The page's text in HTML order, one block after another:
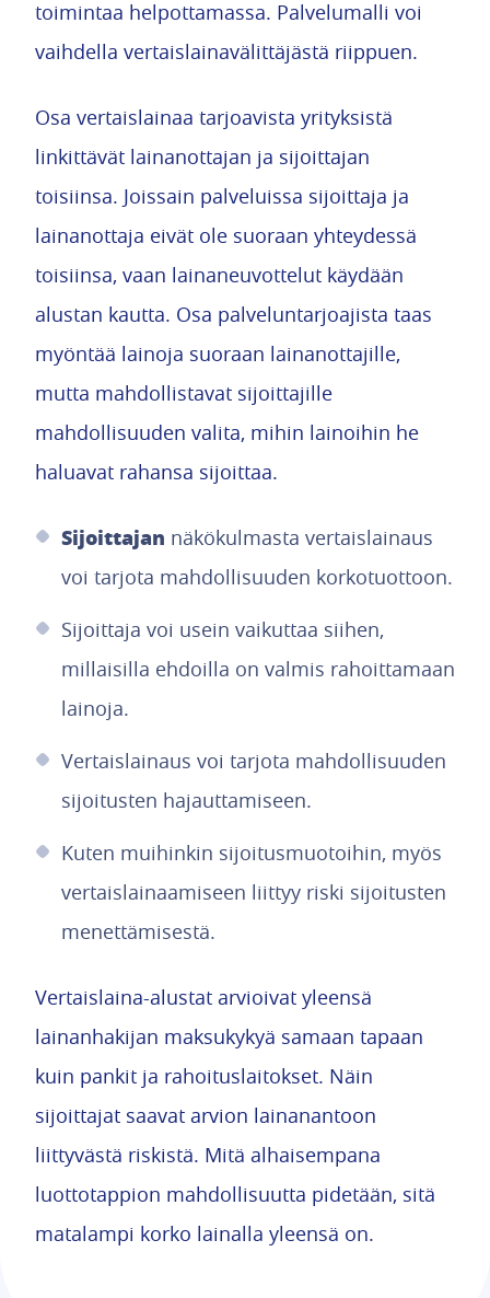
toimintaa helpottamassa. Palvelumalli voi
vaihdella vertaislainavälittäjästä riippuen.
Osa vertaislainaa tarjoavista yrityksistä
linkittävät lainanottajan ja sijoittajan
toisiinsa. Joissain palveluissa sijoittaja ja
lainanottaja eivät ole suoraan yhteydessä
toisiinsa, vaan lainaneuvottelut käydään
alustan kautta. Osa palveluntarjoajista taas
myöntää lainoja suoraan lainanottajille,
mutta mahdollistavat sijoittajille
mahdollisuuden valita, mihin lainoihin he
haluavat rahansa sijoittaa.
Sijoittajan näkökulmasta vertaislainaus
voi tarjota mahdollisuuden korkotuottoon.
Sijoittaja voi usein vaikuttaa siihen,
millaisilla ehdoilla on valmis rahoittamaan
lainoja.
Vertaislainaus voi tarjota mahdollisuuden
sijoitusten hajauttamiseen.
Kuten muihinkin sijoitusmuotoihin, myös
vertaislainaamiseen liittyy riski sijoitusten
menettämisestä.
Vertaislaina-alustat arvioivat yleensä
lainanhakijan maksukykyä samaan tapaan
kuin pankit ja rahoituslaitokset. Näin
sijoittajat saavat arvion lainanantoon
liittyvästä riskistä. Mitä alhaisempana
luottotappion mahdollisuutta pidetään, sitä
matalampi korko lainalla yleensä on.